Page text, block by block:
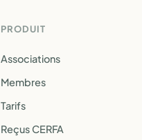
PRODUIT
Associations
Membres
Tarifs
Reçus CERFA